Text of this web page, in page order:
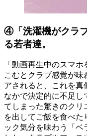
④「洗濯機がクラ
る若者達。
「動画再生中のスマ
こむとクラブ感覚が
アされると、これを
なかで決定的に不足し
てしまった驚きのクリ
を出してご飯を食べ
ック気分を味わう「ベ